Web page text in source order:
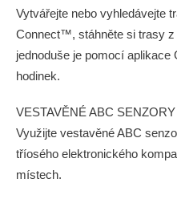
Vytvářejte nebo vyhledávejte
Connect™, stáhněte si trasy z
jednoduše je pomocí aplikace
hodinek.
VESTAVĚNÉ ABC SENZORY
Využijte vestavěné ABC
tříosého elektronického
místech.